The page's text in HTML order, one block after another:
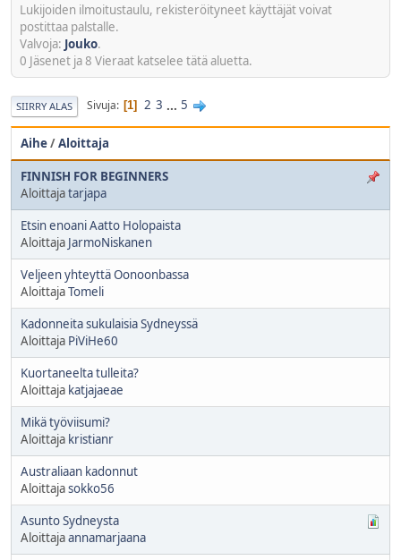
Lukijoiden ilmoitustaulu, rekisteröityneet käyttäjät voivat
postittaa palstalle.
Valvoja: Jouko.
0 Jäsenet ja 8 Vieraat katselee tätä aluetta.
SIIRRY ALAS Sivuja 1 2 3 ... 5
Aihe/Aloittaja
FINNISH FOR BEGINNERS
Aloittajatarjapa
Etsin enoani Aatto Holopaista
Aloittaja JarmoNiskanen
Veljeen yhteyttä Oonoonbassa
AloittajaTomeli
Kadonneita sukulaisia Sydneyssä
Aloittaja PiViHe60
Kuortaneelta tulleita?
Aloittaja katjajaeae
Mikä työviisumi?
Aloittaja kristianr
Australiaan kadonnut
Aloittajasokko56
Asunto Sydneysta
Aloittajaannamarjaana